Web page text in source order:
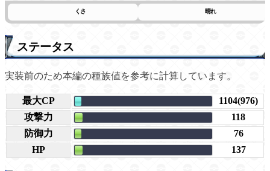
くさ 晴れ
ステータス
実装前のため本編の種族値を参考に計算しています。
最大CP
1104(976)
攻撃力
118
防御力
76
HP
137